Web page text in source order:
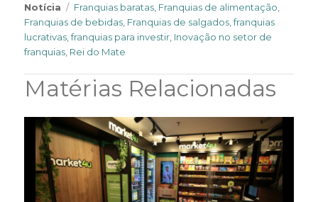
Notícia
Tags
Franquias baratas Franquias de alimentação
Franquias de bebidas Franquias de salgados ,franquias
lucrativas ,franquias para investir Inovação no setor de
franquias Rei do Mate
Matérias Relacionadas